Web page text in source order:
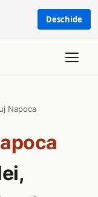
Deschide
Napoca